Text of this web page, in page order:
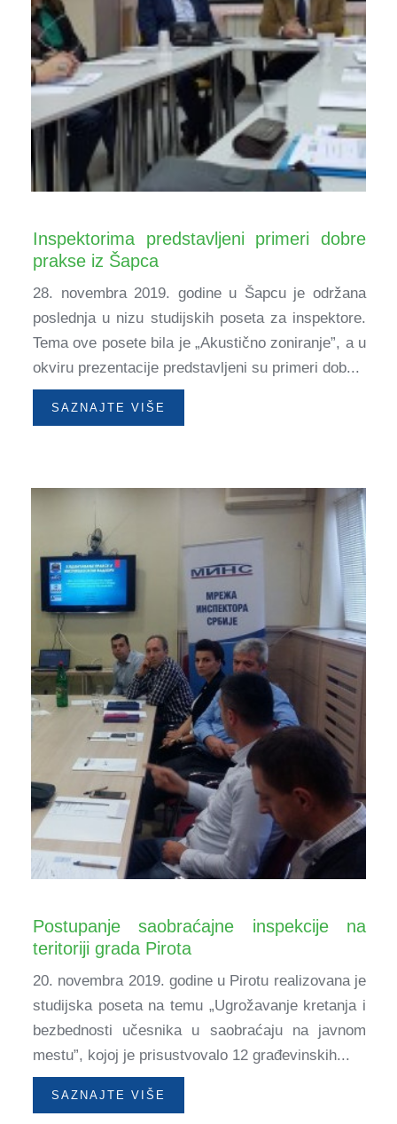
Inspektorima predstavljeni primeri dobre
prakse iz Šapca
28. novembra 2019. godine u Šapcu je održana
poslednja u nizu studijskih poseta za inspektore.
Tema ove posete bila je „Akustično zoniranje”, a u
okviru prezentacije predstavljeni su primeri dob...
SAZNAJTE VIŠE
Postupanje saobraćajne inspekcije na
teritoriji grada Pirota
20. novembra 2019. godine u Pirotu realizovana je
studijska poseta na temu „Ugrožavanje kretanja i
bezbednosti učesnika u saobraćaju na javnom
mestu”, kojoj je prisustvovalo 12 građevinskih...
SAZNAJTE VIŠE